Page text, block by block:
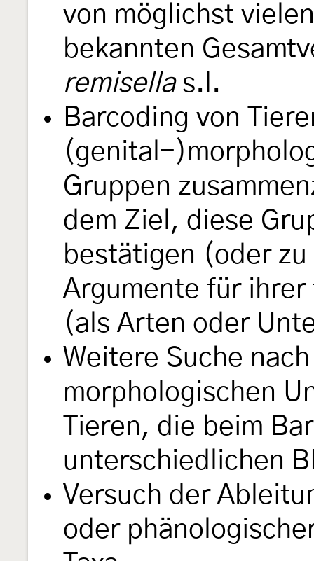
von möglichst
bekannten
remisellas.l.
Barcoding von
(genital-
Gruppen
dem Ziel, diese
bestätigen (oder
Argumente für
(als Arten oder
Weitere Suche
morphologischen
Tieren, die beim
unterschiedlichen
Versuch der
oder